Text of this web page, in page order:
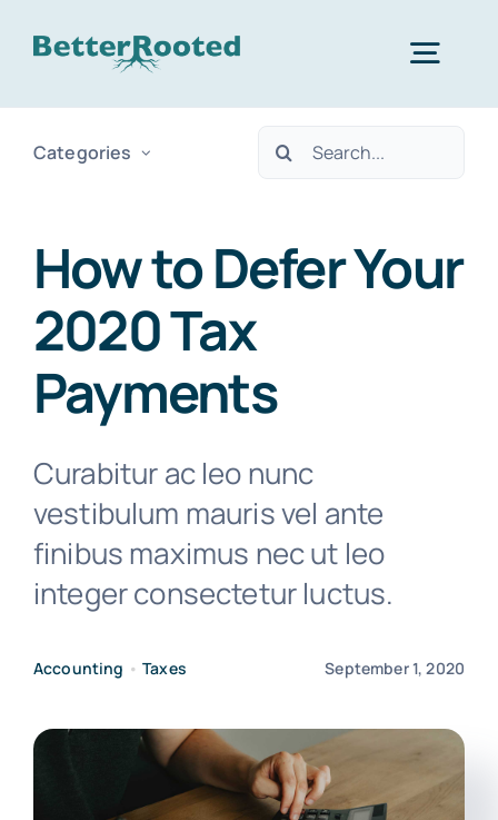
Home
About Us
Contact
Let’s Connect
Categories
Search
How to Defer Your
2020 Tax
Payments
Curabitur ac leo nunc
vestibulum mauris vel ante
finibus maximus nec ut leo
integer consectetur luctus.
Accounting •Taxes September 1, 2020